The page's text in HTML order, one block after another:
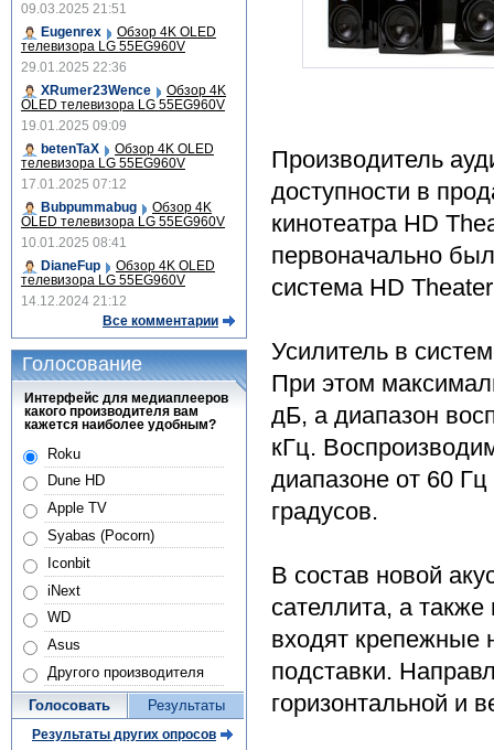
Производитель
доступности в
кинотеатра HD
первоначально
система HD
Усилитель в
При этом
дБ, а диапазон
кГц.
диапазоне от 60
градусов.
В состав новой
сателлита, а
входят крепежные
подставки.
горизонтальной и
09.03.2025 21:51
Eugenrex
Обзор 4K OLED
телевизора LG 55EG960V
29.01.2025 22:36
XRumer23Wence
Обзор 4K
OLED телевизора LG 55EG960V
19.01.2025 09:09
betenTaX
Обзор 4K OLED
телевизора LG 55EG960V
17.01.2025 07:12
Bubpummabug
Обзор 4K
OLED телевизора LG 55EG960V
10.01.2025 08:41
DianeFup
Обзор 4K OLED
телевизора LG 55EG960V
14.12.2024 21:12
Все комментарии
Голосование
Интерфейс для медиаплееров
какого производителя вам
кажется наиболее удобным?
Roku
Dune HD
Apple TV
Syabas (Pocorn)
Iconbit
iNext
WD
Asus
Другого производителя
Голосовать Результаты
Результаты других опросов